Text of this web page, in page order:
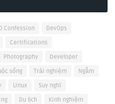
Confession
DevOps
Certifications
Photography
Developer
sống Trải nghiệm
Ngẫm
Linux
Suy nghĩ
Du lịch
Kinh nghiệm